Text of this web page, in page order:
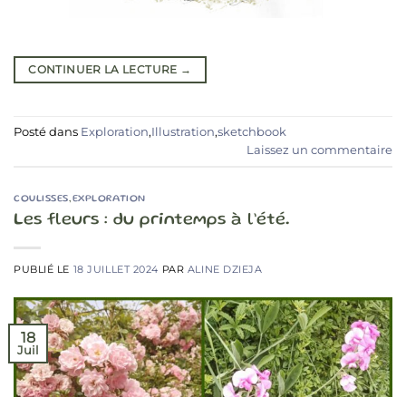
CONTINUER LA LECTURE →
Posté dans Exploration,Illustration,sketchbook
Laissez un commentaire
COULISSES, EXPLORATION
Les fleurs : du printemps à l’été.
PUBLIÉ LE 18 JUILLET 2024 PAR ALINE DZIEJA
18
Juil